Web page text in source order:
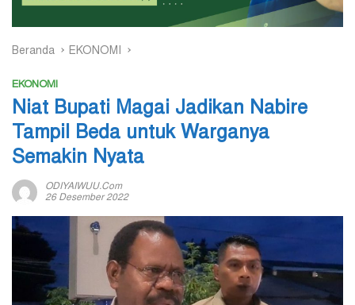
Beranda EKONOMI
EKONOMI
Niat Bupati Magai Jadikan Nabire
Tampil Beda untuk Warganya
Semakin Nyata
ODIYAIWUU.com
26 Desember 2022